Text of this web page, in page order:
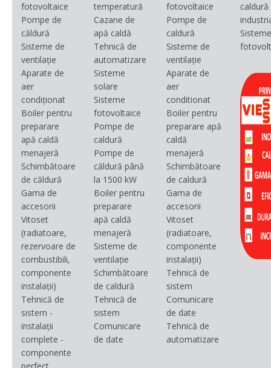
fotovoltaice
Pompe de
căldură
Sisteme de
ventilație
Aparate de
aer
condiționat
Boiler pentru
preparare
apă caldă
menajeră
Schimbătoare
de căldură
Gama de
accesorii
Vitoset
(radiatoare,
rezervoare de
combustibili,
componente
instalații)
Tehnică de
sistem -
instalații
complete -
componente
temperatură
Cazane de
apă caldă
Tehnică de
automatizare
Sisteme
solare
Sisteme
fotovoltaice
Pompe de
caldură
Pompe de
căldură până
la 1500 kW
Boiler pentru
preparare
apă caldă
menajeră
Sisteme de
ventilație
Schimbătoare
de caldură
Tehnică de
sistem
Comunicare
de date
fotovoltaice
Pompe de
caldură
Sisteme de
ventilație
Aparate de
aer
conditionat
Boiler pentru
preparare apă
caldă
menajeră
Schimbătoare
de caldură
Gama de
accesorii
Vitoset
(radiatoare,
componente
instalații)
Tehnică de
sistem
Comunicare
de date
Tehnică de
automatizare
caldură
Sisteme